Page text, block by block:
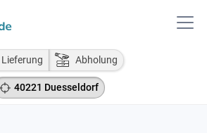
Lieferung Abholung
40221 Duesseldorf